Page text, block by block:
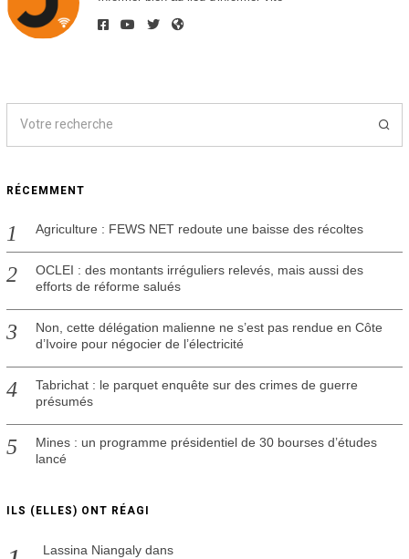
RÉCEMMENT
Agriculture : FEWS NET redoute une baisse des récoltes
OCLEI : des montants irréguliers relevés, mais aussi des
efforts de réforme salués
Non, cette délégation malienne ne s’est pas rendue en Côte
d’Ivoire pour négocier de l’électricité
Tabrichat : le parquet enquête sur des crimes de guerre
présumés
Mines : un programme présidentiel de 30 bourses d’études
lancé
ILS (ELLES) ONT RÉAGI
Lassina Niangalydans